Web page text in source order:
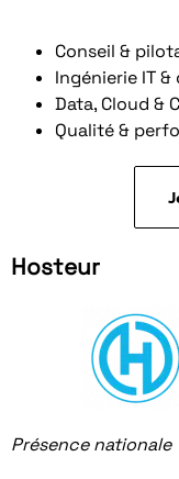
Conseil &
Ingénierie IT
Data, Cloud &
Qualité &
Hosteur
Présence nationale